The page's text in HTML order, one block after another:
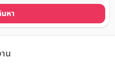
หา
น